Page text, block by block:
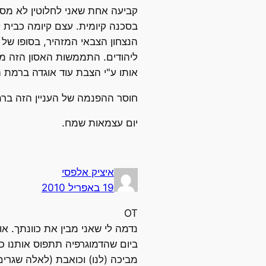
קביעה אחת שאני לחלוטין לא
בסכנה קיומית. עצם קיומה
הנצחון הצבאי המזהיר, בסופו
ליהודים. התממשות האסון הזה
אותו ע"י הצבת עוד אוגדה ברמת
חוסר ההפנמה של העניין הזה
יום עצמאות שמח.
איציק אלפסי
19 באפריל 2010
OT
נדמה לי שאני מבין את
ביום שהדמוגרפיה תתפוס אותנו
מביכה (לנו) וכואבת (לאלה